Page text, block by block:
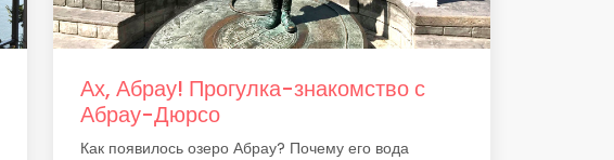
Ах, Абрау! Прогулка-знакомство с
Абрау-Дюрсо
Как появилось озеро Абрау? Почему его вода